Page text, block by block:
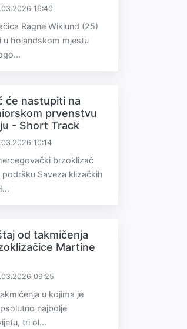
16:40
Ragne Wiklund (25)
u holandskom mjestu
će nastupiti na
prvenstvu
- Short Track
10:14
brzoklizač
podršku Saveza klizačkih
od takmičenja
Martine
09:25
u kojima je
najbolje
tri ol...